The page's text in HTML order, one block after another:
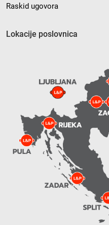
Raskid ugovora
Lokacije poslovnica